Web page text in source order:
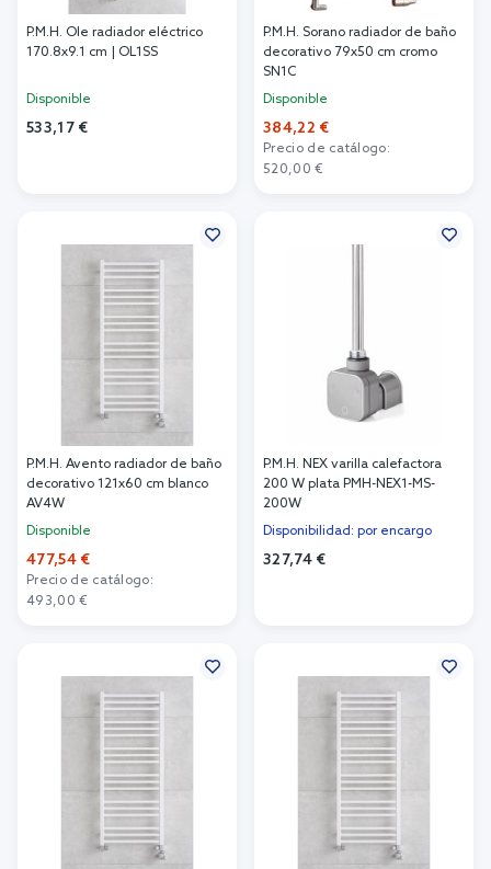
P.M.H. Ole radiador eléctrico
170.8x9.1 cm | OL1SS
Disponible
533,17 €
P.M.H. Sorano radiador de baño
decorativo 79x50 cm cromo
SN1C
Disponible
384,22 €
Precio de catálogo:
520,00 €
P.M.H. Avento radiador de baño
decorativo 121x60 cm blanco
AV4W
Disponible
477,54 €
Precio de catálogo:
493,00 €
P.M.H. NEX varilla calefactora
200 W plata PMH-NEX1-MS-
200W
Disponibilidad: por encargo
327,74 €